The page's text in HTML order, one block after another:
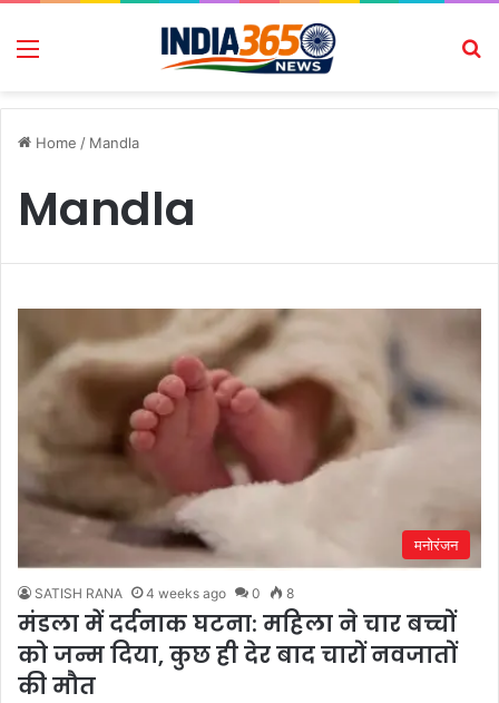
Menu
Home / Mandla
Mandla
मनोरंजन
SATISH RANA 4 weeks ago 0 8
मंडला में दर्दनाक घटना: महिला ने चार बच्चों
को जन्म दिया, कुछ ही देर बाद चारों नवजातों
की मौत